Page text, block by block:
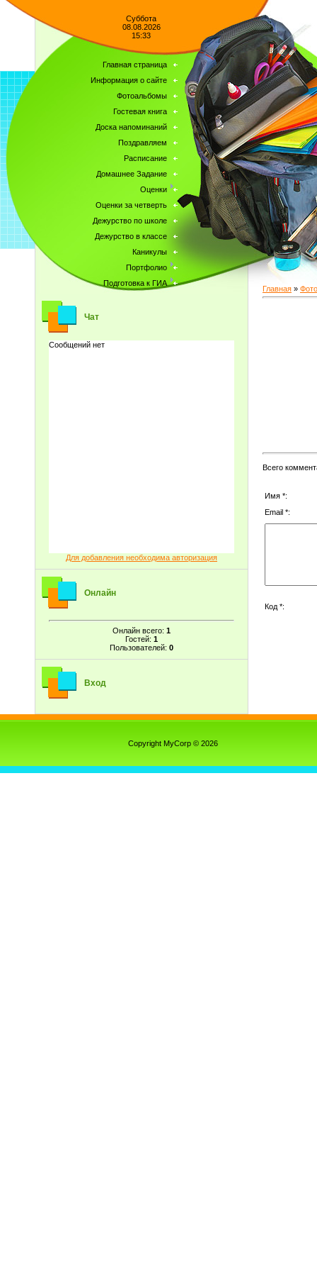
Суббота
08.08.2026
15:33
Главная страница
Информация о сайте
Фотоальбомы
Гостевая книга
Доска напоминаний
Поздравляем
Расписание
Домашнее Задание
Оценки
Оценки за четверть
Дежурство по школе
Дежурство в классе
Каникулы
Портфолио
Подготовка к ГИА
Чат
Для добавления необходима авторизация
Онлайн
Онлайн всего: 1
Гостей: 1
Пользователей: 0
Вход
Главная »
Всего
Имя *:
Email *:
Код *:
Copyright MyCorp © 2026